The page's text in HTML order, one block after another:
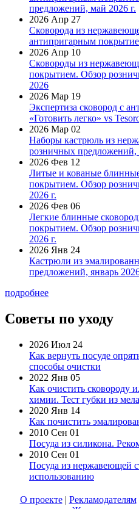
предложений, май 2026 г.
2026 Апр 27
Сковорода из
антипригарным
2026 Апр 10
Сковороды из
покрытием. Обзор
2026
2026 Мар 19
Экспертиза сковород с
«Готовить легко» vs
2026 Мар 02
Наборы кастрюль из
розничных предложений,
2026 Фев 12
Литые и кованые
покрытием. Обзор
2026 г.
2026 Фев 06
Легкие блинные
покрытием. Обзор
2026 г.
2026 Янв 24
Кастрюли из
предложений, январь
подробнее
Советы по уходу
2026 Июл 24
Как вернуть посуде
способы очистки
2022 Янв 05
Как очистить сковороду
химии. Тест губки из
2020 Янв 14
Как почистить
2010 Сен 01
Посуда из силикона.
2010 Сен 01
Посуда из нержавеющей
использованию
О проекте| Рекламодателям